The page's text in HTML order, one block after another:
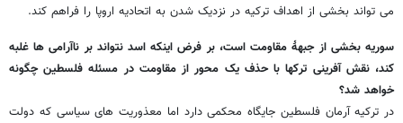
می تواند بخشی از اهداف ترکیه در نزدیک شدن به اتحادیه اروپا را فراهم کند.
سوریه بخشی از جبهۀ مقاومت است، بر فرض اینکه اسد نتواند بر ناآرامی ها غلبه
کند، نقش آفرینی ترکها با حذف یک محور از مقاومت در مسئله فلسطین چگونه
خواهد شد؟
در ترکیه آرمان فلسطین جایگاه محکمی دارد اما معذوریت های سیاسی که دولت